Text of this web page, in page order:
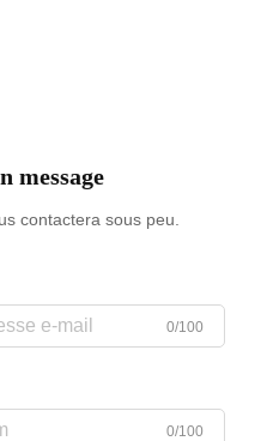
message
contactera sous peu.
0/100
0/100